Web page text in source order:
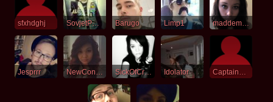
sfxhdghj SovjetPojke Barugo Limp1 maddemosselle
Jesprrr SickOfCrying Idolator